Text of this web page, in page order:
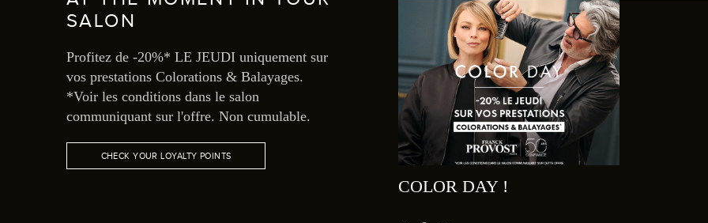
SALON
Profitez de -20%* LE JEUDI uniquement sur
vos prestations Colorations & Balayages.
*Voir les conditions dans le salon
communiquant sur l'offre. Non cumulable.
CHECK YOUR LOYALTY POINTS
COLOR DAY !